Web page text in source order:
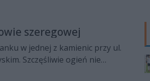
szeregowej
w jednej z kamienic przy ul.
Szczęśliwie ogień nie